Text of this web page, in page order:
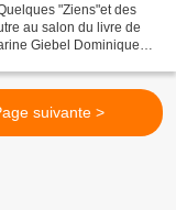
"Ziens"et des
au salon du livre de
Giebel Dominique
suivante >